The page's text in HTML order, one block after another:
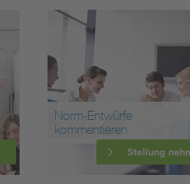
Norm-Entwürfe
kommentieren
Stellung